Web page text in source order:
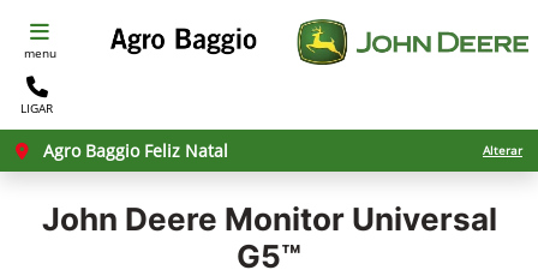
menu
LIGAR
Agro Baggio Feliz Natal Alterar
John Deere Monitor Universal
G5™